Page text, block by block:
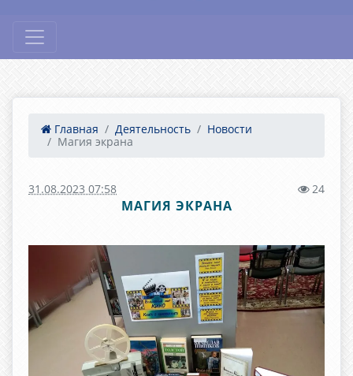
Главная Деятельность
Новости
Магия экрана
31.08.2023 07:58 24
МАГИЯ ЭКРАНА